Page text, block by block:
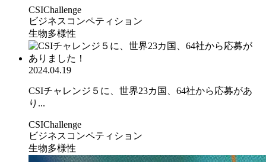
CSIChallenge
ビジネスコンペティション
生物多様性
2024.04.19
CSIチャレンジ５に、世界23カ国、64社から応募があ
り...
CSIChallenge
ビジネスコンペティション
生物多様性